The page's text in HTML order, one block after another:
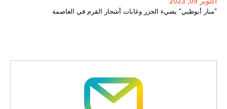
"منار أبوظبي" يضيء الجزر وغابات أشجار القرم في العاصمة